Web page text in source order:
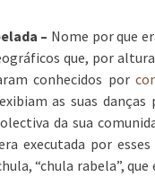
– Nome por que
que, por
conhecidos por
as suas
da sua
executada por
“chula rabela”,